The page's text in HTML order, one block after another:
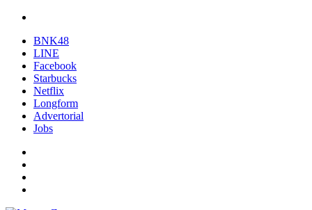
BNK48
LINE
Facebook
Starbucks
Netflix
Longform
Advertorial
Jobs